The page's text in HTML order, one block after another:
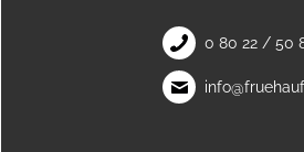
0 80 22 / 50